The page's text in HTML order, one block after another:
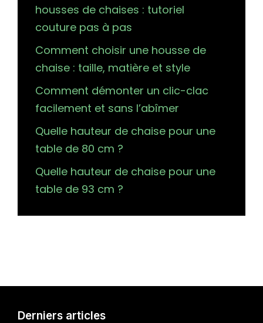
housses de chaises : tutoriel
couture pas à pas
Comment choisir une housse de
chaise : taille, matière et style
Comment démonter un clic-clac
facilement et sans l’abîmer
Quelle hauteur de chaise pour une
table de 80 cm ?
Quelle hauteur de chaise pour une
table de 93 cm ?
Derniers articles